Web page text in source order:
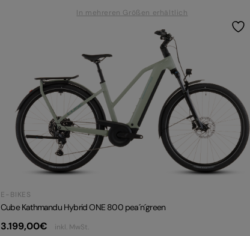
In mehreren Größen erhältlich
E-BIKES
Cube Kathmandu Hybrid ONE 800 pea´n´green
3.199,00€ inkl. MwSt.